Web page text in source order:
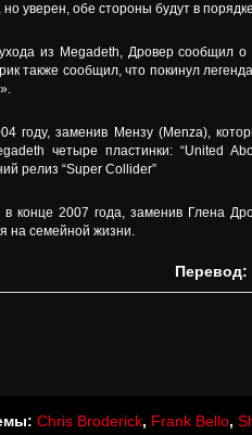
уверен, обе стороны будут в
из Megadeth, Дровер сообщил
также сообщил, что покинул
году, заменив Мензу (Menza),
четыре пластинки: “United
релиз “Super Collider”
конце 2007 года, заменив Глена
на семейной жизни.
Перевод:
Chris Broderick, Frank Bello,